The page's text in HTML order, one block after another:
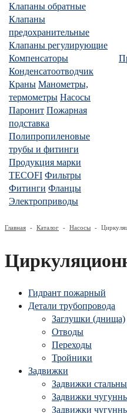
Клапаны обратные
Клапаны
предохранительные
Клапаны регулирующие
Компенсаторы
Конденсатоотводчик
Краны Манометры,
термометры Насосы
Паронит Пожарная
подставка
Полипропиленовые
трубы и фитинги
Продукция марки
TECOFI Фильтры
Фитинги Фланцы
Электроприводы
Главная - Каталог - Насосы -
Гидрант пожарный
Детали трубопровода
Заглушки (днища)
Отводы
Переходы
Тройники
Задвижки
Задвижки
Задвижки
Задвижки